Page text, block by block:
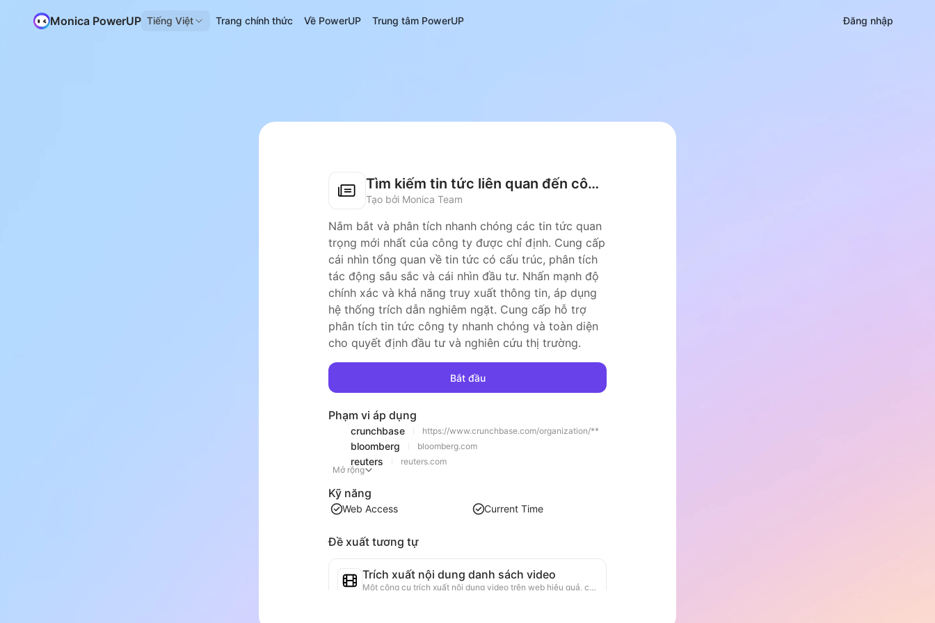
Monica PowerUP Tiếng Việt Trang chính thức Về PowerUP Trung tâm PowerUP Đăng nhập
Tìm kiếm tin tức liên quan đến công ty
Tạo bởi Monica Team
Nắm bắt và phân tích nhanh chóng các tin tức quan
trọng mới nhất của công ty được chỉ định. Cung cấp
cái nhìn tổng quan về tin tức có cấu trúc, phân tích
tác động sâu sắc và cái nhìn đầu tư. Nhấn mạnh độ
chính xác và khả năng truy xuất thông tin, áp dụng
hệ thống trích dẫn nghiêm ngặt. Cung cấp hỗ trợ
phân tích tin tức công ty nhanh chóng và toàn diện
cho quyết định đầu tư và nghiên cứu thị trường.
Bắt đầu
Phạm vi áp dụng
crunchbase https://www.crunchbase.com/organization/**
bloomberg bloomberg.com
reuters
reuters.com
Mở rộng
Kỹ năng
Web Access Current Time
Đề xuất tương tự
Trích xuất nội dung danh sách video
Một công cụ trích xuất nội dung video trên web hiệu quả, có khả năng quét nhanh các trang web và tổ chức thông tin video thành bảng Markdown có cấu trúc.